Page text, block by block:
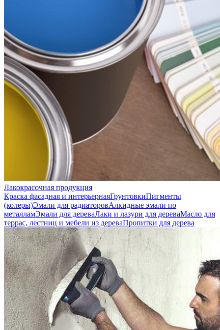
Лакокрасочная продукция
Краска фасадная и интерьернаяГрунтовкиПигменты
(колеры)Эмали для радиаторовАлкидные эмали по
металламЭмали для дереваЛаки и лазури для дереваМасло для
террас, лестниц и мебели из дереваПропитки для дерева